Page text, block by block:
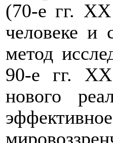
(70-е гг. ХХ
человеке и
метод
90-е гг. ХХ
нового